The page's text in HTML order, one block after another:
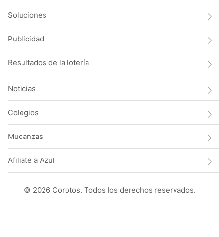
Soluciones
Publicidad
Resultados de la lotería
Noticias
Colegios
Mudanzas
Afiliate a Azul
© 2026 Corotos. Todos los derechos reservados.